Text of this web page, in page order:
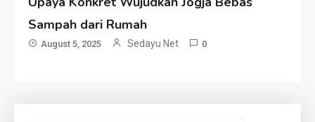
Sampah dari Rumah
August 5, 2025 Sedayu Net 0